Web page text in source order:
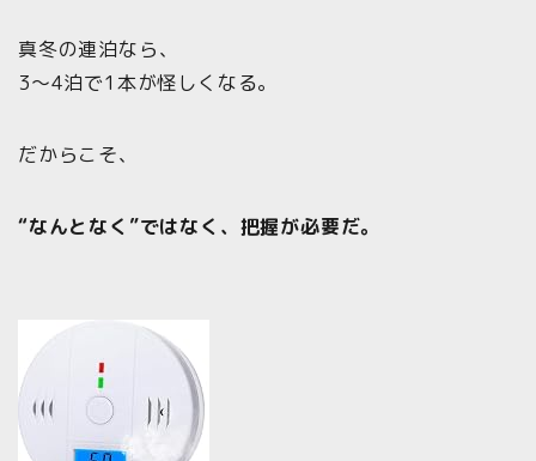
真冬の連泊なら、
3〜4泊で1本が怪しくなる。
だからこそ、
“なんとなく”ではなく、把握が必要だ。